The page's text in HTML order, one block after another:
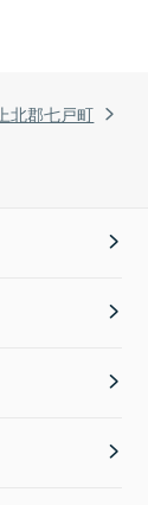
上北郡七戸町